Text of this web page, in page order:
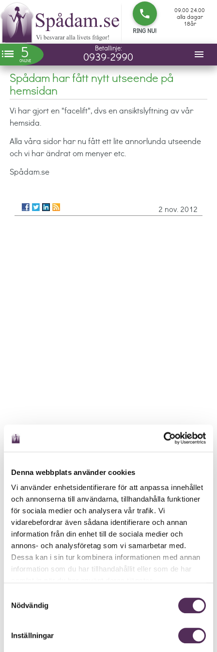
Denna webbplats använder cookies
Vi använder enhetsidentifierare för att anpassa innehållet
och annonserna till användarna, tillhandahålla funktioner
för sociala medier och analysera vår trafik. Vi
vidarebefordrar även sådana identifierare och annan
information från din enhet till de sociala medier och
annons- och analysföretag som vi samarbetar med.
Dessa kan i sin tur kombinera informationen med annan
information som du har tillhandahållit eller som de har
Nödvändig
Inställningar
phone
RING NU!
09.00 24.00
alla dagar
18år
list 5
ONLINE
Betallinje:
0939-2990 menu
Spådam har fått nytt utseende på
hemsidan
Vi har gjort en "facelift", dvs en ansiktslyftning av vår
hemsida.
Alla våra sidor har nu fått ett lite annorlunda utseende
och vi har ändrat om menyer etc.
Spådam.se
2 nov. 2012